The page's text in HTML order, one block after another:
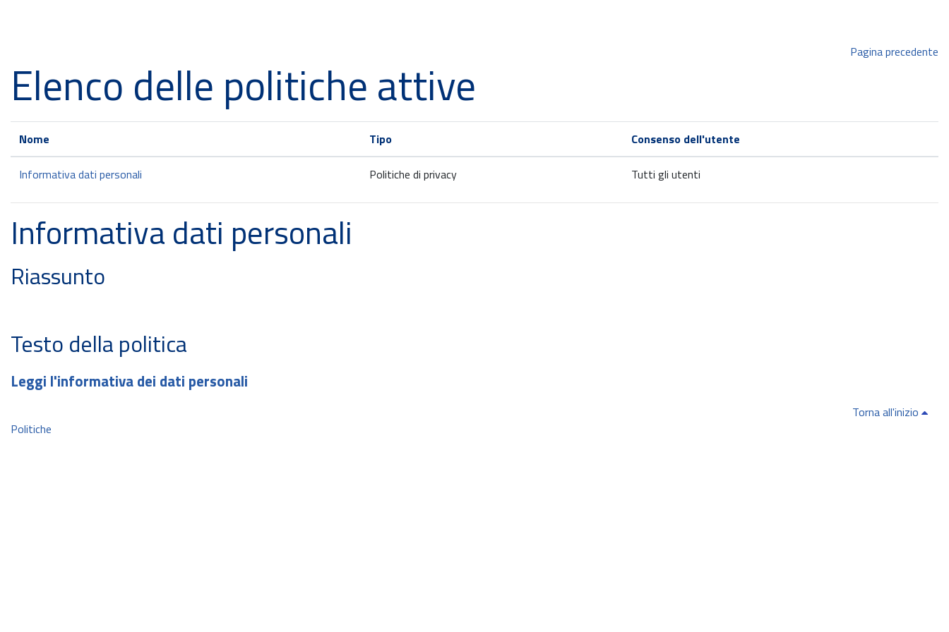
Pagina precedente
Elenco delle politiche attive
Nome Tipo Consenso dell'utente
Informativa dati personali Politiche di privacy Tutti gli utenti
Informativa dati personali
Riassunto
Testo della politica
Leggi l'informativa dei dati personali
Torna all'inizio
Politiche